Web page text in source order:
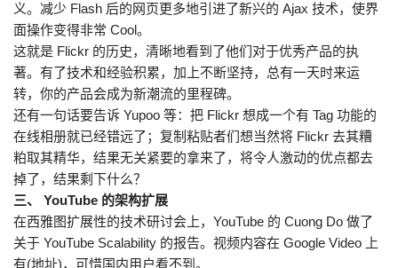
义。减少 Flash 后的网页更多地引进了新兴的 Ajax 技术，使界
面操作变得非常 Cool。
这就是 Flickr 的历史，清晰地看到了他们对于优秀产品的执
著。有了技术和经验积累，加上不断坚持，总有一天时来运
转，你的产品会成为新潮流的里程碑。
还有一句话要告诉 Yupoo 等：把 Flickr 想成一个有 Tag 功能的
在线相册就已经错远了；复制粘贴者们想当然将 Flickr 去其糟
粕取其精华，结果无关紧要的拿来了，将令人激动的优点都去
掉了，结果剩下什么？
三、 YouTube 的架构扩展
在西雅图扩展性的技术研讨会上，YouTube 的 Cuong Do 做了
关于 YouTube Scalability 的报告。视频内容在 Google Video 上
有(地址)，可惜国内用户看不到。